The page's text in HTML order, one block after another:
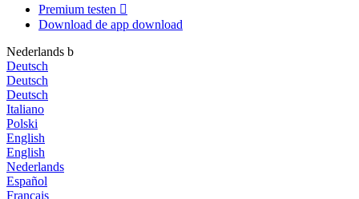
Premium testen 
Download de app download
Nederlands b
Deutsch
Deutsch
Deutsch
Italiano
Polski
English
English
Nederlands
Español
Français